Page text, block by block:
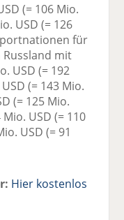
(= 106 Mio.
USD (= 126
für
mit
USD (= 192
(= 143 Mio.
(= 125 Mio.
USD (= 110
USD (= 91
Hier kostenlos